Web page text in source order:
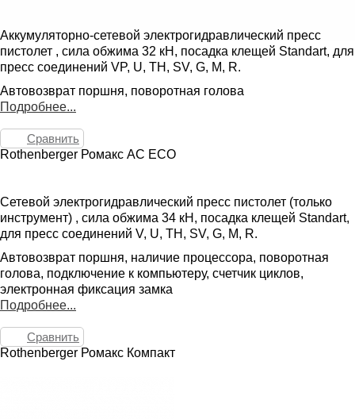
Аккумуляторно-сетевой электрогидравлический пресс
пистолет , сила обжима 32 кН, посадка клещей Standart, для
пресс соединений VP, U, TH, SV, G, M, R.
Автовозврат поршня, поворотная голова
Подробнее...
Сравнить
Rothenberger Ромакс AC ECO
Сетевой электрогидравлический пресс пистолет (только
инструмент) , сила обжима 34 кН, посадка клещей Standart,
для пресс соединений V, U, TH, SV, G, M, R.
Автовозврат поршня, наличие процессора, поворотная
голова, подключение к компьютеру, счетчик циклов,
электронная фиксация замка
Подробнее...
Сравнить
Rothenberger Ромакс Компакт